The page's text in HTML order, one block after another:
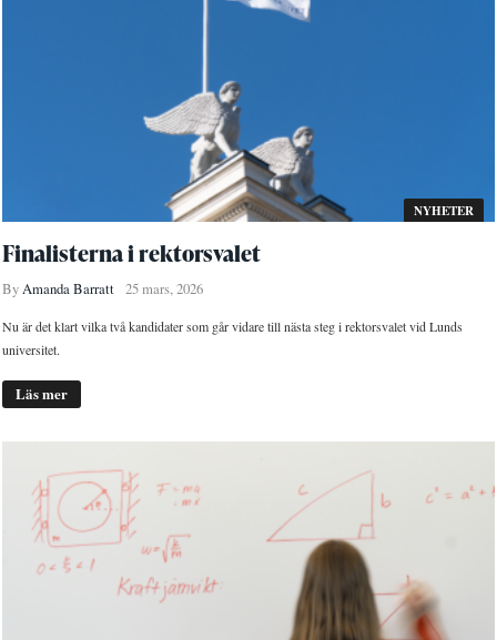
NYHETER
Finalisterna i rektorsvalet
ByAmanda Barratt 25 mars, 2026
Nu är det klart vilka två kandidater som går vidare till nästa steg i rektorsvalet vid Lunds
universitet.
Läs mer